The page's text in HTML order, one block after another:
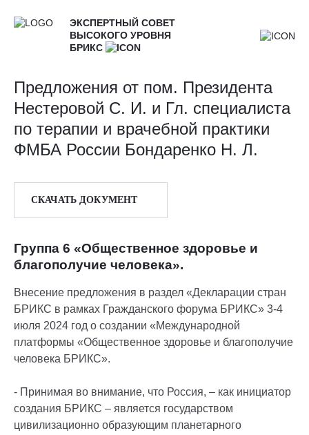
ЭКСПЕРТНЫЙ СОВЕТ
ВЫСОКОГО УРОВНЯ
БРИКС
Предложения от пом. Президента
Нестеровой С. И. и Гл. специалиста
по терапии и врачебной практики
ФМБА России Бондаренко Н. Л.
СКАЧАТЬ ДОКУМЕНТ
Группа 6 «Общественное здоровье и
благополучие человека».
Внесение предложения в раздел «Декларации стран
БРИКС в рамках Гражданского форума БРИКС» 3-4
июля 2024 год о создании «Международной
платформы «Общественное здоровье и благополучие
человека БРИКС».
- Принимая во внимание, что Россия, – как инициатор
создания БРИКС – является государством
цивилизационно образующим планетарного